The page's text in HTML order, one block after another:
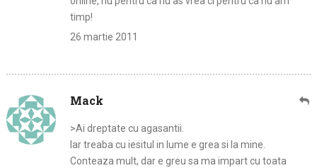
timp!
26 martie 2011
Mack
>Ai dreptate cu agasantii.
Iar treaba cu iesitul in lume e grea si la mine.
Conteaza mult, dar e greu sa ma impart cu toata